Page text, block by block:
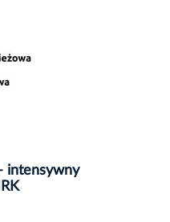
intensywny